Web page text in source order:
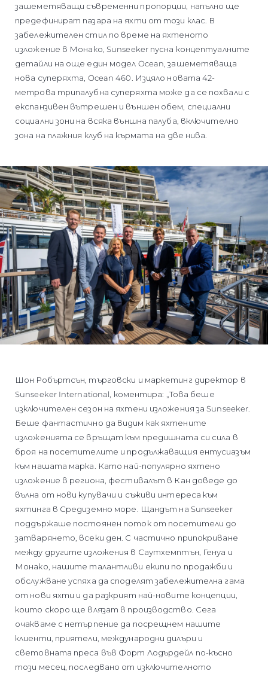
зашеметяващи съвременни пропорции, напълно ще
предефинират пазара на яхти от този клас. В
забележителен стил по време на яхтеното
изложение в Монако, Sunseeker пусна концептуалните
детайли на още един модел Ocean, зашеметяваща
нова суперяхта, Ocean 460. Изцяло новата 42-
метрова трипалубна суперяхта може да се похвали с
експанзивен вътрешен и външен обем, специални
социални зони на всяка външна палуба, включително
зона на плажния клуб на кърмата на две нива.
Шон Робъртсън, търговски и маркетинг директор в
Sunseeker International, коментира: „Това беше
изключителен сезон на яхтени изложения за Sunseeker.
Беше фантастично да видим как яхтените
изложенията се връщат към предишната си сила в
броя на посетителите и продължаващия ентусиазъм
към нашата марка. Като най-популярно яхтено
изложение в региона, фестивалът в Кан доведе до
вълна от нови купувачи и съживи интереса към
яхтинга в Средиземно море. Щандът на Sunseeker
поддържаше постоянен поток от посетители до
затварянето, всеки ден. С частично припокриване
между другите изложения в Саутхемптън, Генуа и
Монако, нашите талантливи екипи по продажби и
обслужване успяха да споделят забележителна гама
от нови яхти и да разкрият най-новите концепции,
които скоро ще влязат в производство. Сега
очакваме с нетърпение да посрещнем нашите
клиенти, приятели, международни дилъри и
световната преса във Форт Лодърдейл по-късно
този месец, последвано от изключителното